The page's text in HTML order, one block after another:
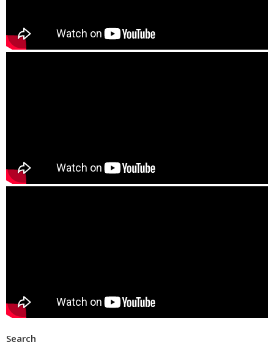
Search